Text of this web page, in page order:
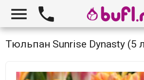
 
Тюльпан Sunrise Dynasty (5